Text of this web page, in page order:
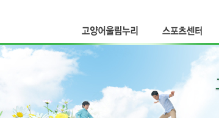
고양어울림누리 스포츠센터